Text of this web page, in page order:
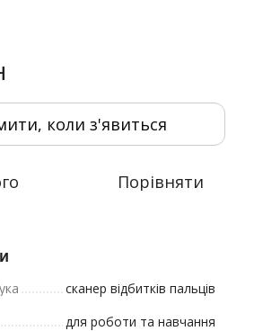
коли з'явиться
Порівняти
сканер відбитків пальців
для роботи та навчання